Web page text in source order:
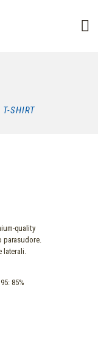
T-SHIRT
quality
parasudore.
laterali.
85%